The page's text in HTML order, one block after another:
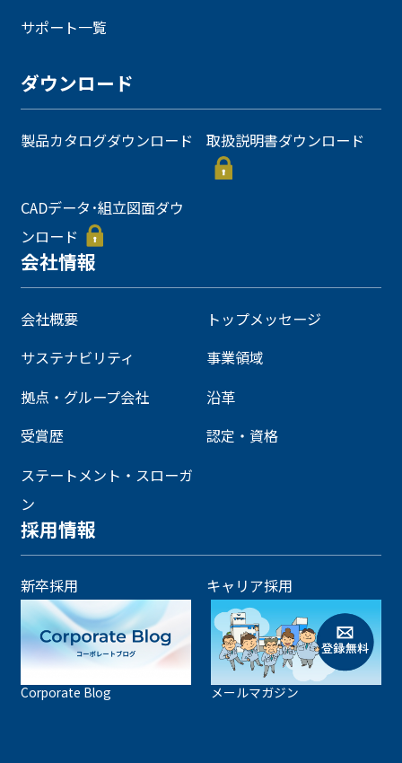
サポート一覧
ダウンロード
製品カタログダウンロード 取扱説明書ダウンロード
CADデータ･組立図面ダウ
ンロード
会社情報
会社概要
トップメッセージ
サステナビリティ
事業領域
拠点・グループ会社
沿革
受賞歴
認定・資格
ステートメント・スローガ
ン
採用情報
新卒採用 キャリア採用
Corporate Blog メールマガジン